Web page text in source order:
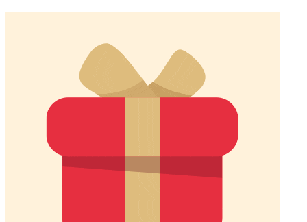
181 0273 0697
客服邮箱
report@iimedia.cn